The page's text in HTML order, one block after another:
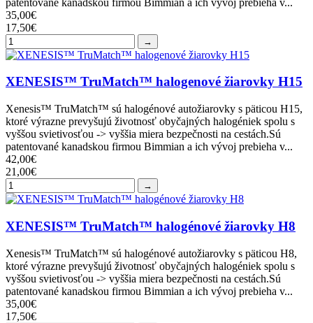
35,00€
17,50€
→
XENESIS™ TruMatch™ halogenové žiarovky H15
Xenesis™ TruMatch™ sú halogénové autožiarovky s päticou H15,
ktoré výrazne prevyšujú životnosť obyčajných halogéniek spolu s
vyššou svietivosťou -> vyššia miera bezpečnosti na cestách.Sú
patentované kanadskou firmou Bimmian a ich vývoj prebieha v...
42,00€
21,00€
→
XENESIS™ TruMatch™ halogénové žiarovky H8
Xenesis™ TruMatch™ sú halogénové autožiarovky s päticou H8,
ktoré výrazne prevyšujú životnosť obyčajných halogéniek spolu s
vyššou svietivosťou -> vyššia miera bezpečnosti na cestách.Sú
patentované kanadskou firmou Bimmian a ich vývoj prebieha v...
35,00€
17,50€